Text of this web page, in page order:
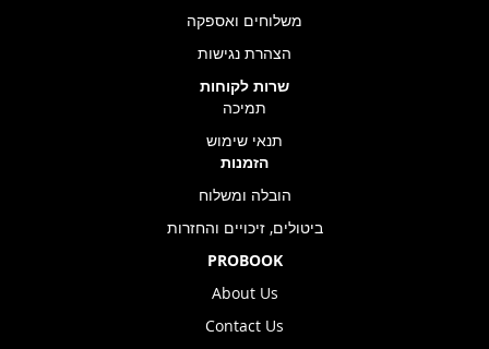
משלוחים ואספקה
הצהרת נגישות
שרות לקוחות
תמיכה
תנאי שימוש
הזמנות
הובלה ומשלוח
ביטולים, זיכויים והחזרות
PROBOOK
About Us
Contact Us